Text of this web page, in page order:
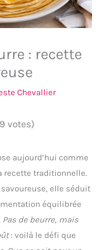
: recette
Chevallier
votes)
aujourd’hui comme
recette traditionnelle.
elle séduit
équilibrée
Pas de beurre, mais
: voilà le défi que